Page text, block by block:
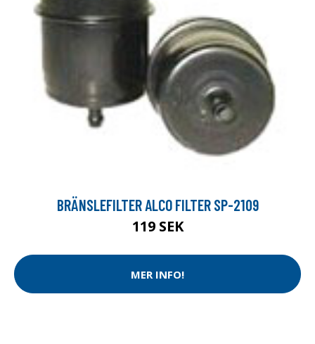
BRÄNSLEFILTER ALCO FILTER SP-2109
119 SEK
MER INFO!